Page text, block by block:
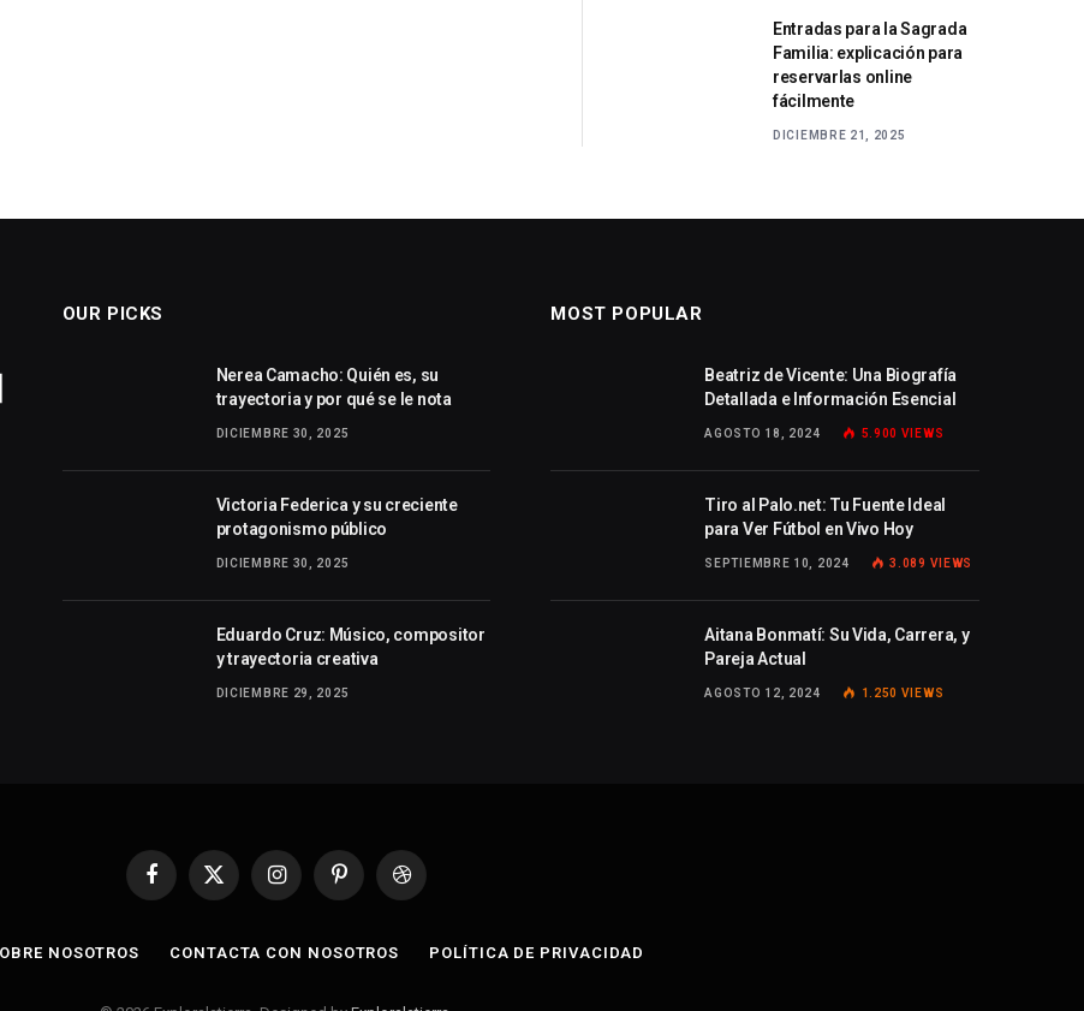
Entradas para la Sagrada
Familia: explicación para
reservarlas online
fácilmente
DICIEMBRE 21, 2025
OUR PICKS
Nerea Camacho: Quién es, su
trayectoria y por qué se le nota
DICIEMBRE 30, 2025
Victoria Federica y su creciente
protagonismo público
DICIEMBRE 30, 2025
Eduardo Cruz: Músico, compositor
y trayectoria creativa
DICIEMBRE 29, 2025
MOST POPULAR
Beatriz de Vicente: Una Biografía
Detallada e Información Esencial
AGOSTO 18, 2024 5.900 VIEWS
Tiro al Palo.net: Tu Fuente Ideal
para Ver Fútbol en Vivo Hoy
SEPTIEMBRE 10, 2024 3.089 VIEWS
Aitana Bonmatí: Su Vida, Carrera, y
Pareja Actual
AGOSTO 12, 2024 1.250 VIEWS
Facebook
X
InstagramPinterestDribbble
NOSOTROS CONTACTA CON NOSOTROS POLÍTICA DE PRIVACIDAD